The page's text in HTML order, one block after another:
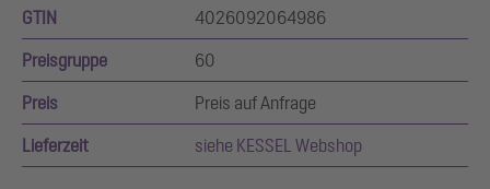
GTIN 4026092064986
Preisgruppe 60
Preis Preis auf Anfrage
Lieferzeit siehe KESSEL Webshop